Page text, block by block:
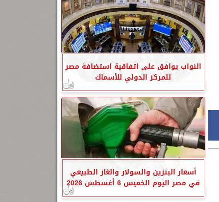
النواب يوافق على اتفاقية استضافة مصر
للمركز الدولي للأسماك
أسعار البنزين والسولار والغاز الطبيعي
في مصر اليوم الخميس 6 أغسطس 2026